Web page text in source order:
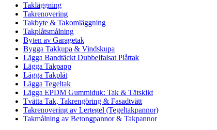
Takläggning
Takrenovering
Takbyte & Takomläggning
Takplåtsmålning
Byten av Garagetak
Bygga Takkupa & Vindskupa
Lägga Bandtäckt Dubbelfalsat Plåttak
Lägga Takpapp
Lägga Takplåt
Lägga Tegeltak
Lägga EPDM Gummiduk: Tak & Tätskikt
Tvätta Tak, Takrengöring & Fasadtvätt
Takrenovering av Lertegel (Tegeltakpannor)
Takmålning av Betongpannor & Takpannor